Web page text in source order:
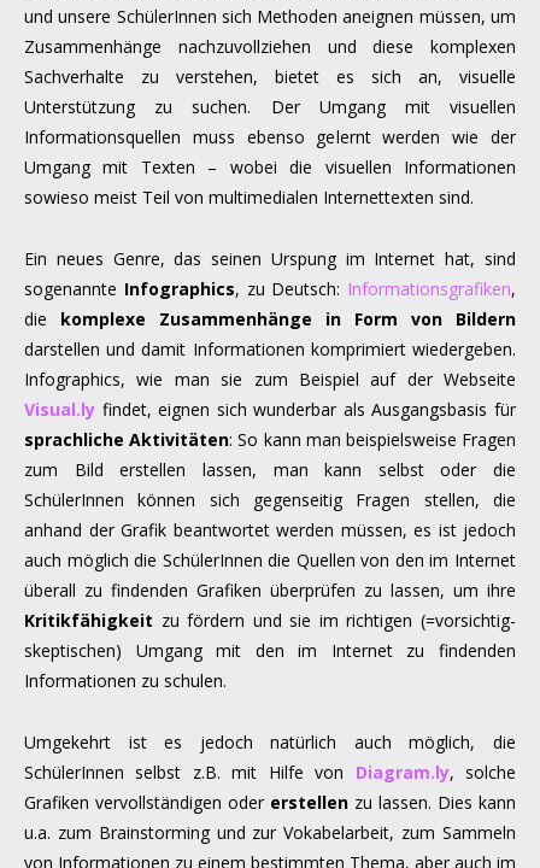
und unsere SchülerInnen sich Methoden aneignen müssen, um
Zusammenhänge nachzuvollziehen und diese komplexen
Sachverhalte zu verstehen, bietet es sich an, visuelle
Unterstützung zu suchen. Der Umgang mit visuellen
Informationsquellen muss ebenso gelernt werden wie der
Umgang mit Texten – wobei die visuellen Informationen
sowieso meist Teil von multimedialen Internettexten sind.
Ein neues Genre, das seinen Urspung im Internet hat, sind
sogenannte Infographics, zu Deutsch: Informationsgrafiken,
die komplexe Zusammenhänge in Form von Bildern
darstellen und damit Informationen komprimiert wiedergeben.
Infographics, wie man sie zum Beispiel auf der Webseite
Visual.ly findet, eignen sich wunderbar als Ausgangsbasis für
sprachliche Aktivitäten: So kann man beispielsweise Fragen
zum Bild erstellen lassen, man kann selbst oder die
SchülerInnen können sich gegenseitig Fragen stellen, die
anhand der Grafik beantwortet werden müssen, es ist jedoch
auch möglich die SchülerInnen die Quellen von den im Internet
überall zu findenden Grafiken überprüfen zu lassen, um ihre
Kritikfähigkeit zu fördern und sie im richtigen (=vorsichtig-
skeptischen) Umgang mit den im Internet zu findenden
Informationen zu schulen.
Umgekehrt ist es jedoch natürlich auch möglich, die
SchülerInnen selbst z.B. mit Hilfe von Diagram.ly, solche
Grafiken vervollständigen oder erstellen zu lassen. Dies kann
u.a. zum Brainstorming und zur Vokabelarbeit, zum Sammeln
von Informationen zu einem bestimmten Thema, aber auch im